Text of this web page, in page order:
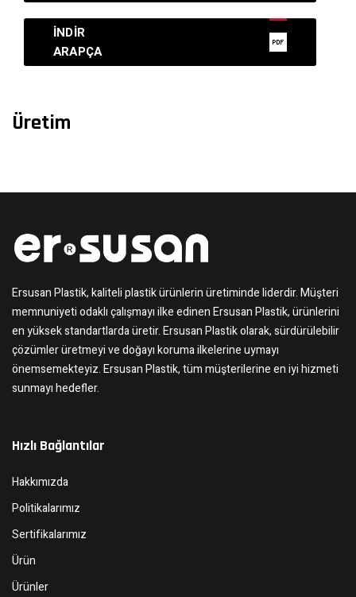
İNDIR
ARAPÇA
Üretim
Ersusan Plastik, kaliteli plastik ürünlerin üretiminde liderdir. Müşteri
memnuniyeti odaklı çalışmayı ilke edinen Ersusan Plastik, ürünlerini
en yüksek standartlarda üretir. Ersusan Plastik olarak, sürdürülebilir
çözümler üretmeyi ve doğayı koruma ilkelerine uymayı
önemsemekteyiz. Ersusan Plastik, tüm müşterilerine en iyi hizmeti
sunmayı hedefler.
Hızlı Bağlantılar
Hakkımızda
Politikalarımız
Sertifikalarımız
Ürün
Ürünler